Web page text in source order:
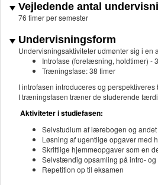
Vejledende antal
76 timer per semester
Undervisningsform
Undervisningsaktiviteter udmønter sig i
Introfase (forelæsning, holdtimer) -
Træningsfase: 38 timer
I introfasen introduceres og
I træningsfasen træner de studerende
Aktiviteter i studiefasen:
Selvstudium af lærebogen og
Løsning af ugentlige opgaver med
Skriftlige hjemmeopgaver som en
Selvstændig opsamling på intro-
Repetition op til eksamen